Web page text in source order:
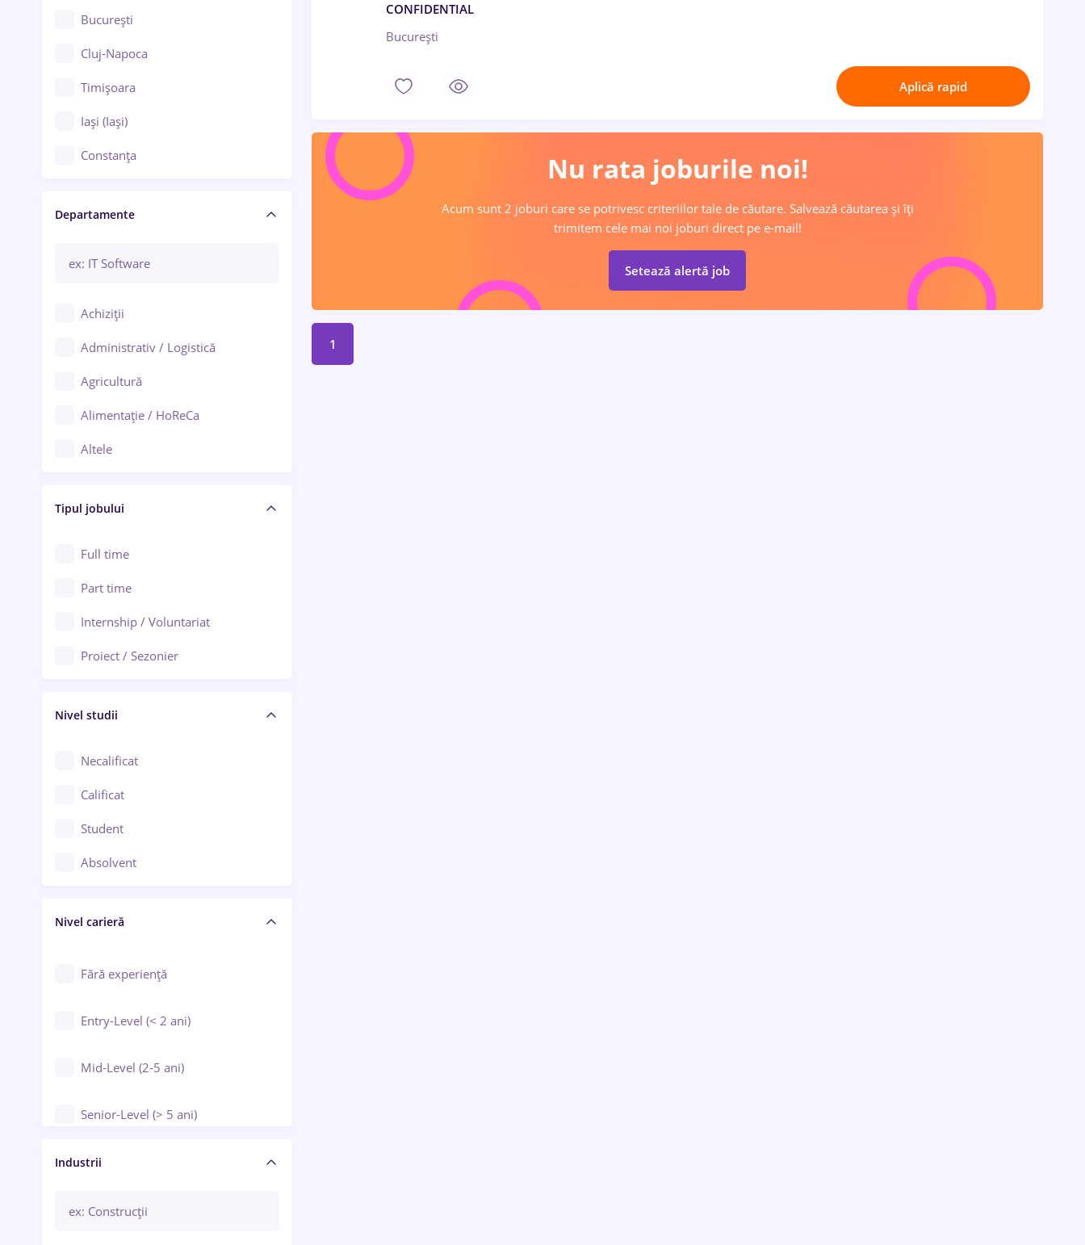
București
Cluj-Napoca
Timișoara
Iași (Iași)
Constanța
Brașov
Bacău
Galați (Galați)
Ploiești
Arad
Baia Mare
Bârlad
Bistrița (Bistrița-Năsăud)
Departamente
Achiziții
Administrativ / Logistică
Agricultură
Alimentație / HoReCa
Altele
Asigurări
Au pair / Babysitter / Curățenie
Audit / Consultanță
Auto / Echipamente
Automatizări
Cercetare - dezvoltare
Chimie / Biochimie
Confecții / Design vestimentar
Construcții / Instalații
Controlul calității
Educație / Training / Arte
Tipul jobului
Full time
Part time
Internship / Voluntariat
Proiect / Sezonier
Nivel studii
Necalificat
Calificat
Student
Absolvent
Nivel carieră
Fără experiență
Entry-Level (< 2 ani)
Mid-Level (2-5 ani)
Senior-Level (> 5 ani)
Manager / Executiv
Industrii
CONFIDENTIAL
București
Aplică rapid
Nu rata joburile noi!
Acum sunt 2 joburi care se potrivesc criteriilor tale de căutare. Salvează căutarea și îți
trimitem cele mai noi joburi direct pe e-mail!
Setează alertă job
1